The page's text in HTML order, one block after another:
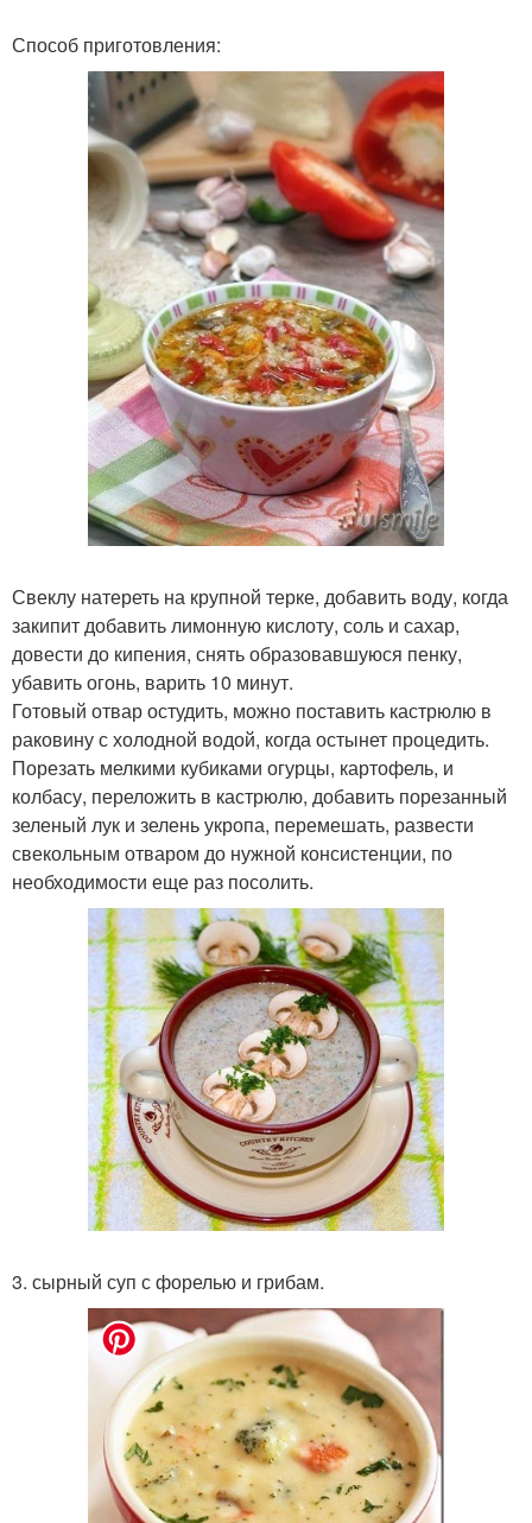
Способ приготовления:
Свеклу натереть на крупной терке, добавить воду, когда
закипит добавить лимонную кислоту, соль и сахар,
довести до кипения, снять образовавшуюся пенку,
убавить огонь, варить 10 минут.
Готовый отвар остудить, можно поставить кастрюлю в
раковину с холодной водой, когда остынет процедить.
Порезать мелкими кубиками огурцы, картофель, и
колбасу, переложить в кастрюлю, добавить порезанный
зеленый лук и зелень укропа, перемешать, развести
свекольным отваром до нужной консистенции, по
необходимости еще раз посолить.
3. сырный суп с форелью и грибам.